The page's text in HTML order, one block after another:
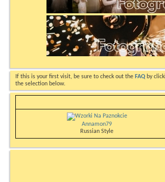
If this is your first visit, be sure to check out the FAQ by
the selection below.
Annamon79
Russian Style